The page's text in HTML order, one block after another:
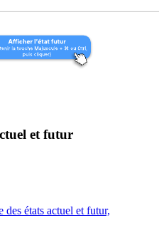
et futur
états actuel et futur,